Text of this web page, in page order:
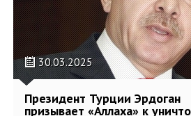
30.03.2025
Президент Турции Эрдоган
призывает «Аллаха» к